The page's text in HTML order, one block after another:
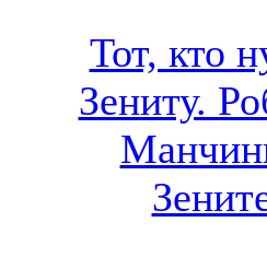
Тот, кто
Зениту.